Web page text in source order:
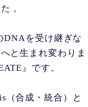
。
DNAを受け継ぎな
と生まれ変わりま
』です。
（合成・統合）と